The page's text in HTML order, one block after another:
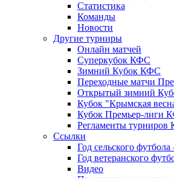
Статистика
Команды
Новости
Другие турниры
Онлайн матчей
Суперкубок КФС
Зимний Кубок КФС
Переходные матчи
Открытый зимний
Кубок "Крымская
Кубок Премьер-лиги
Регламенты
Ссылки
Год сельского футбола
Год ветеранского
Видео